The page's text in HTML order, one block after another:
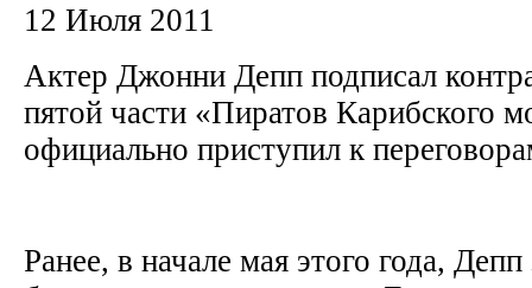
12 Июля 2011
Актeр Джонни Депп подписал
пятой части «Пиратов Карибского
официально приступил к
Ранее, в начале мая этого года,